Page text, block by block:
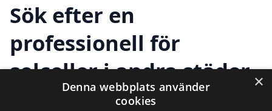
Sök efter en
professionell för
solceller i andra städer
nära Eslöv
×
Denna webbplats använder
cookies